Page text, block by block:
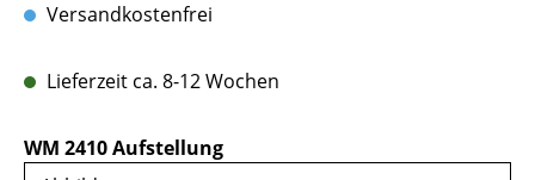
Versandkostenfrei
Lieferzeit ca. 8-12 Wochen
WM 2410 Aufstellungauswählen